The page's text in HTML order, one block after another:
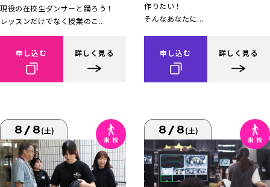
現役の在校生ダンサーと踊ろう！
レッスンだけでなく授業のこ...
申し込む 詳しく見る
作りたい！
そんなあなたに...
申し込む 詳しく見る
8/8(土) 8/8(土)